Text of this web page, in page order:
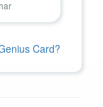
Card?